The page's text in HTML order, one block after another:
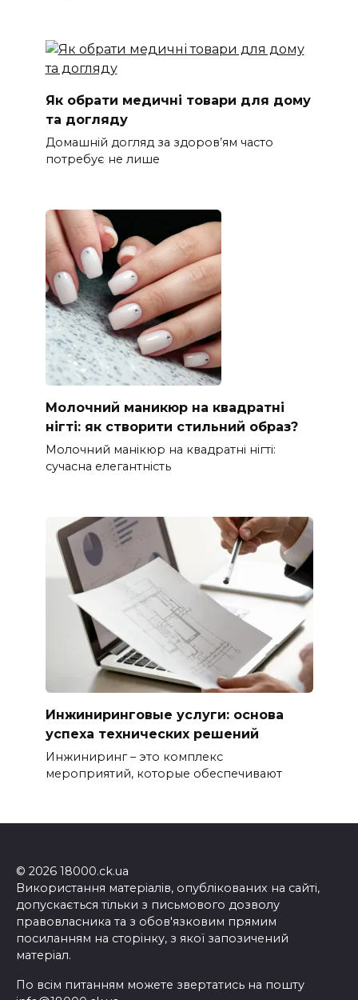
Як обрати медичні товари для дому
та догляду
Домашній догляд за здоров’ям часто
потребує не лише
Молочний маникюр на квадратні
нігті: як створити стильний образ?
Молочний манікюр на квадратні нігті:
сучасна елегантність
Инжиниринговые услуги: основа
успеха технических решений
Инжиниринг – это комплекс
мероприятий, которые обеспечивают
© 2026 18000.ck.ua
Використання матеріалів, опублікованих на сайті,
допускається тільки з письмового дозволу
правовласника та з обов'язковим прямим
посиланням на сторінку, з якої запозичений
матеріал.
По всім питанням можете звертатись на пошту